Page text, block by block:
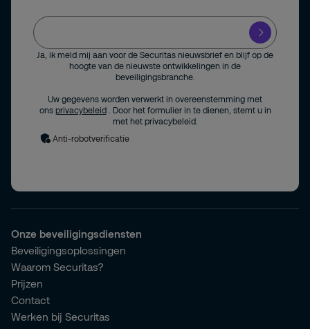
Ja, ik meld mij aan voor de Securitas nieuwsbrief en blijf op de
hoogte van de nieuwste ontwikkelingen in de
beveiligingsbranche.
Uw gegevens worden verwerkt in overeenstemming met
ons privacybeleid
. Door het formulier in te dienen, stemt u in
met het privacybeleid.
Anti-robotverificatie
Onze beveiligingsdiensten
Beveiligingsoplossingen
Waarom Securitas?
Prijzen
Contact
Werken bij Securitas